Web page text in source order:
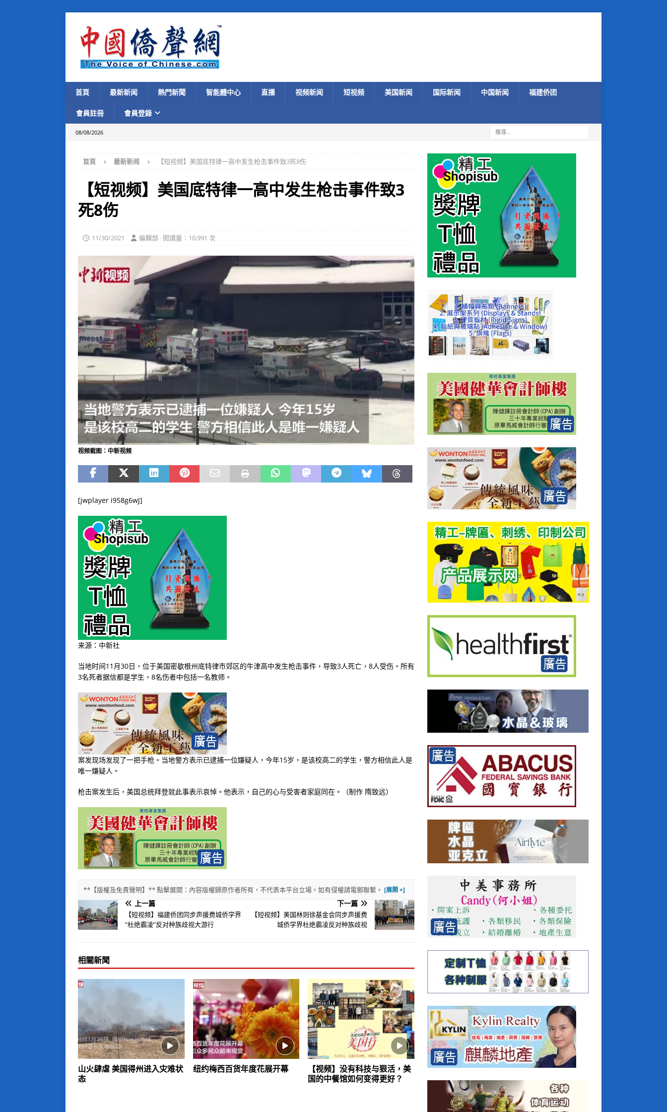
首頁 最新新闻 熱門新聞 智能體中心 直播 视频新闻 短视频 美国新闻 国际新闻 中国新闻 福建侨团
會員註冊 會員登錄
08/08/2026
首頁 最新新闻 【短视频】美国底特律一高中发生枪击事件致3死8伤
【短视频】美国底特律一高中发生枪击事件致3
死8伤
11/30/2021 編輯部 · 閱讀量：10,991 次
视频截图：中新视频
[jwplayer i958g6wJ]
来源：中新社
当地时间11月30日，位于美国密歇根州底特律市郊区的牛津高中发生枪击事件，导致3人死亡，8人受伤。所有
3名死者据信都是学生，8名伤者中包括一名教师。
案发现场发现了一把手枪。当地警方表示已逮捕一位嫌疑人，今年15岁，是该校高二的学生，警方相信此人是
唯一嫌疑人。
枪击案发生后，美国总统拜登就此事表示哀悼。他表示，自己的心与受害者家庭同在。（制作 隋致远）
**【版權及免責聲明】** 點擊展開：內容版權歸原作者所有，不代表本平台立場。如有侵權請電郵聯繫。
上一篇
【短视频】福建侨团同步声援费城侨学界
“杜绝霸凌”反对种族歧视大游行
下一篇
【短视频】美国林则徐基金会同步声援费
城侨学界杜绝霸凌反对种族歧视
相關新聞
山火肆虐 美国得州进入灾难状
态
纽约梅西百货年度花展开幕
【视频】没有科技与狠活，美
国的中餐馆如何变得更好？